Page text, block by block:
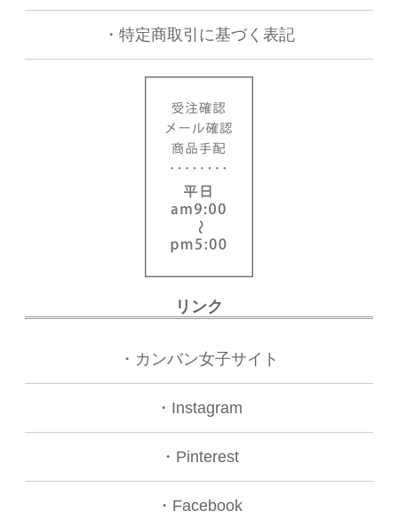
・ 特定商取引に基づく表記
リンク
・ カンバン女子サイト
・ Instagram
・Pinterest
・ Facebook